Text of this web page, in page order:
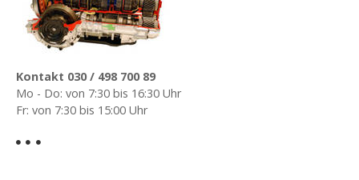
Kontakt 030 / 498 700 89
Mo - Do: von 7:30 bis 16:30 Uhr
Fr: von 7:30 bis 15:00 Uhr